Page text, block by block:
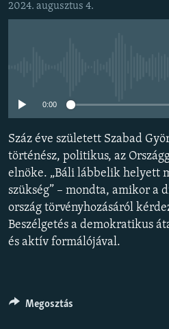
A PÉNZ NYOMÁBAN
KLÍMAVÁLTOZÁS
A MÚLT TANULSÁGAI
KÖVESSEN MINKET!
Valamennyi RFE/RL weboldal
2024. augusztus 4.
0:00
Száz éve született Szabad
történész, politikus, az
elnöke. „Báli lábbelik helyett
szükség” – mondta, amikor a
ország törvényhozásáról
Beszélgetés a demokratikus
és aktív formálójával.
Megosztás